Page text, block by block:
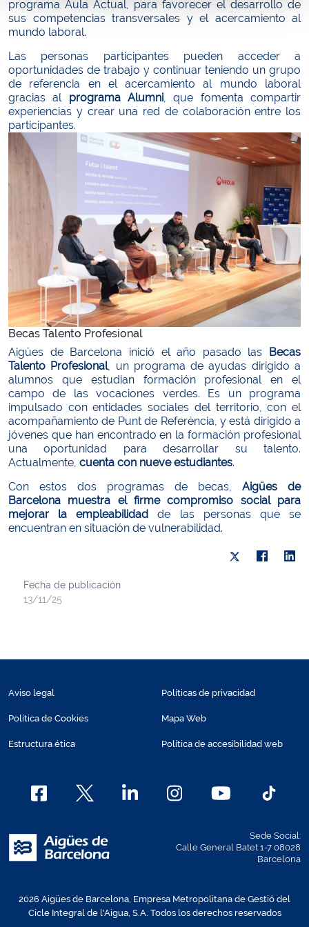
programa Aula Actual, para favorecer el desarrollo de
sus competencias transversales y el acercamiento al
mundo laboral.
Las personas participantes pueden acceder a
oportunidades de trabajo y continuar teniendo un grupo
de referencia en el acercamiento al mundo laboral
gracias al programa Alumni , que fomenta compartir
experiencias y crear una red de colaboración entre los
participantes.
Becas Talento Profesional
Aigües de Barcelona inició el año pasado las Becas
Talento Profesional, un programa de ayudas dirigido a
alumnos que estudian formación profesional en el
campo de las vocaciones verdes. Es un programa
impulsado con entidades sociales del territorio, con el
acompañamiento de Punt de Referència, y está dirigido a
jóvenes que han encontrado en la formación profesional
una oportunidad para desarrollar su talento.
Actualmente, cuenta con nueve estudiantes.
Con estos dos programas de becas, Aigües de
Barcelona muestra el firme compromiso social para
mejorar la empleabilidad de las personas que se
encuentran en situación de vulnerabilidad.
Fecha de publicación
13/11/25
Aviso legal
Política de Cookies
Estructura ética
Políticas de privacidad
Mapa Web
Política de accesibilidad web
Sede Social:
Calle General Batet 1-7 08028
Barcelona
2026 Aigües de Barcelona, Empresa Metropolitana de Gestió del
Cicle Integral de l'Aigua, S.A. Todos los derechos reservados